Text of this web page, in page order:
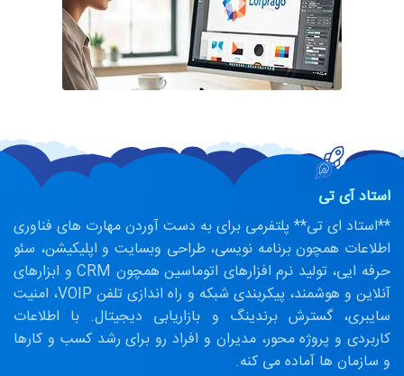
استاد آی تی
**استاد ای تی** پلتفرمی برای به دست آوردن مهارت های فناوری
اطلاعات همچون برنامه نویسی، طراحی وبسایت و اپلیکیشن، سئو
حرفه ایی، تولید نرم افزارهای اتوماسین همچون CRM و ابزارهای
آنلاین و هوشمند، پیکربندی شبکه و راه اندازی تلفن VOIP، امنیت
سایبری، گسترش برندینگ و بازاریابی دیجیتال. با اطلاعات
کاربردی و پروژه محور، مدیران و افراد رو برای رشد کسب و کارها
و سازمان ها آماده می کنه.